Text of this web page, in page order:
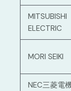
MITSUBISHI
ELECTRIC
MORI SEIKI
NEC三菱電